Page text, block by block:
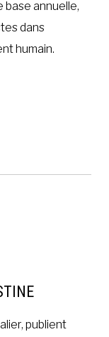
base annuelle,
dans
humain.
publient